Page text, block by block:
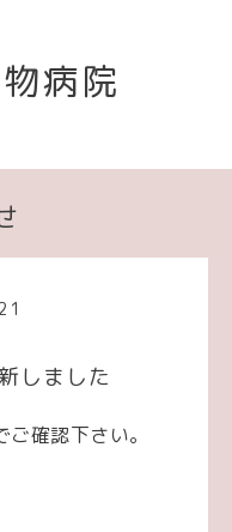
病院
21
しました
確認下さい。